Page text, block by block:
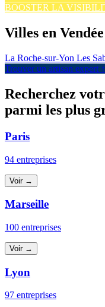
BOOSTER LA
Villes en Vendée
La Roche-sur-Yon Les
Trouver un artisan expert ↑
Recherchez
parmi les plus
Paris
94 entreprises
Voir →
Marseille
100 entreprises
Voir →
Lyon
97 entreprises